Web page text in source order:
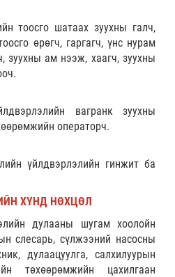
тоосго шатаах зуухны галч,
өрөгч, гаргагч, үнс нурам
зуухны ам нээж, хаагч, зуухны
вагранк зуухны
операторч.
үйлдвэрлэлийн гинжит ба
ХҮНД НӨХЦӨЛ
дулааны шугам хоолойн
слесарь, сүлжээний насосны
дулаацуулга, салхилуурын
төхөөрөмжийн цахилгаан